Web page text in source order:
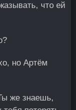
что ей
но Артём
же знаешь,